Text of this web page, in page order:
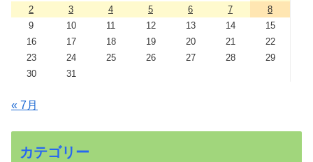
2
3 4 5 6 7
8
9
10 11 12 13 14
15
16
17 18 19 20 21
22
23
24 25 26 27 28
29
30
31
« 7月
カテゴリー